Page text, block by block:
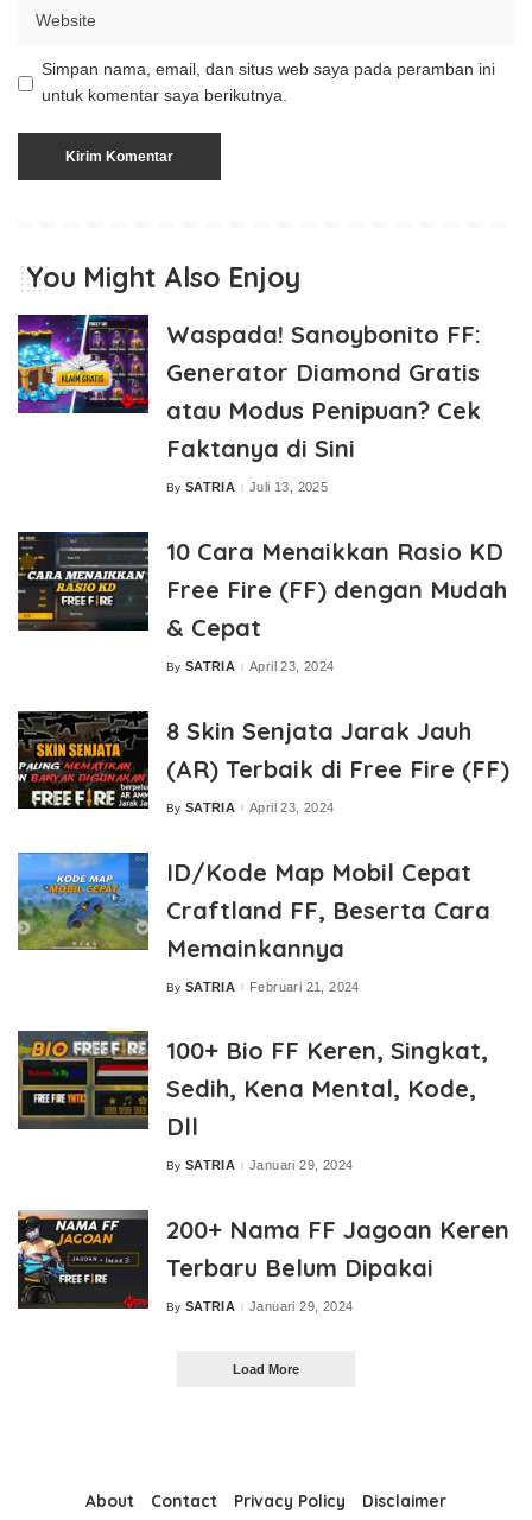
Simpan nama, email, dan situs web saya pada peramban ini
untuk komentar saya berikutnya.
You Might Also Enjoy
Waspada! Sanoybonito FF:
Generator Diamond Gratis
atau Modus Penipuan? Cek
Faktanya di Sini
Posted
By SATRIA Juli 13, 2025
10 Cara Menaikkan Rasio KD
Free Fire (FF) dengan Mudah
& Cepat
Posted
By SATRIA April 23, 2024
8 Skin Senjata Jarak Jauh
(AR) Terbaik di Free Fire (FF)
Posted
By SATRIA April 23, 2024
ID/Kode Map Mobil Cepat
Craftland FF, Beserta Cara
Memainkannya
Posted
By SATRIA Februari 21, 2024
100+ Bio FF Keren, Singkat,
Sedih, Kena Mental, Kode,
Dll
Posted
By SATRIA Januari 29, 2024
200+ Nama FF Jagoan Keren
Terbaru Belum Dipakai
Posted
By SATRIA Januari 29, 2024
Load More
About Contact Privacy Policy Disclaimer